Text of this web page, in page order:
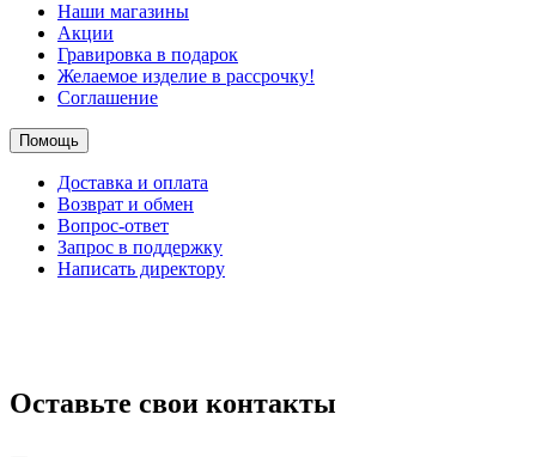
Наши магазины
Акции
Гравировка в подарок
Желаемое изделие в рассрочку!
Соглашение
Помощь
Доставка и оплата
Возврат и обмен
Вопрос-ответ
Запрос в поддержку
Написать директору
Оставьте свои контакты